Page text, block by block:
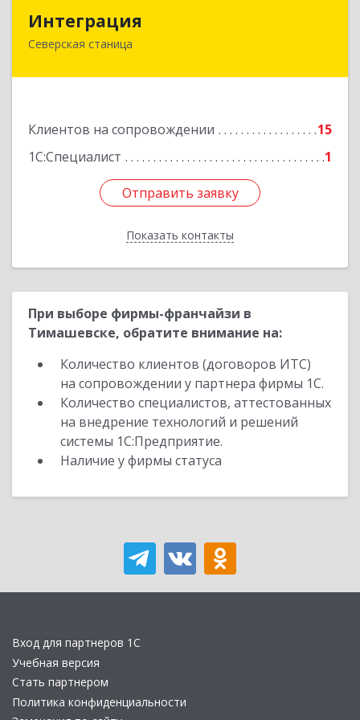
Интеграция
Северская станица
Клиентов на сопровождении
15
1С:Специалист
1
Отправить заявку
Показать контакты
353240, Краснодарский край, Северская ст-ца,
Отправить заявку
Назад
При выборе фирмы-франчайзи в
Тимашевске, обратите внимание на:
Количество клиентов (договоров ИТС)
на сопровождении у партнера фирмы 1С.
Количество специалистов, аттестованных
на внедрение технологий и решений
системы 1С:Предприятие.
Наличие у фирмы статуса
Вход для партнеров 1С
Учебная версия
Стать партнером
Политика конфиденциальности